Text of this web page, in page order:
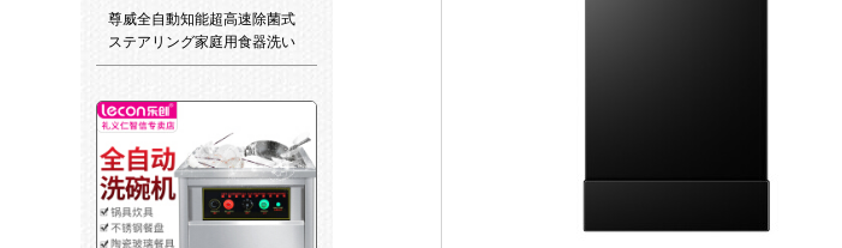
尊威全自動知能超高速除菌式
ステアリング家庭用食器洗い
機極夜黒X-06